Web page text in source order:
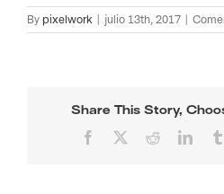
By pixelwork julio 13th, 2017
Share This Story,
Facebook Reddit